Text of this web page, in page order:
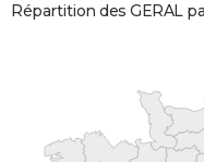
Répartition des GERAL